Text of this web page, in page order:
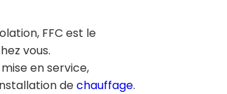
FFC est le
vous.
en service,
dechauffage.